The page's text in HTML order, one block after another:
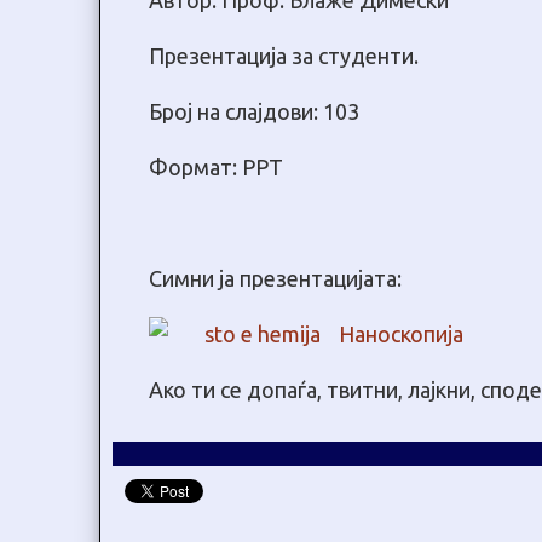
Презентација за студенти.
Број на слајдови: 103
Формат: PPT
Симни ја презентацијата:
Наноскопија
Ако ти се допаѓа, твитни, лајкни,